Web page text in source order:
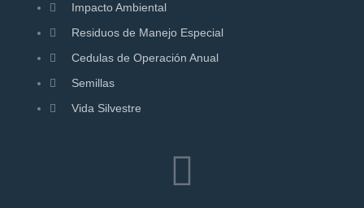
Impacto Ambiental
Residuos de Manejo Especial
Cedulas de Operación Anual
Semillas
Vida Silvestre